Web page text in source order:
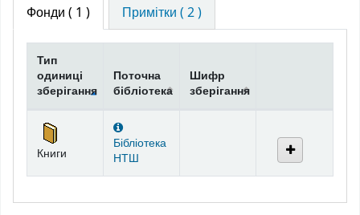
Фонди ( 1 ) Примітки ( 2 )
Тип
одиниці
зберігання
Поточна
бібліотека
Шифр
зберігання
Книги
Бібліотека
НТШ